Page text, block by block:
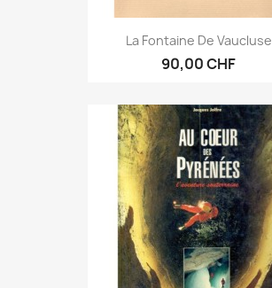
La Fontaine De Vaucluse
90,00 CHF